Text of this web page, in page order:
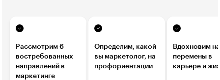
Рассмотрим 6
востребованных
направлений в
маркетинге
Определим, какой
вы маркетолог, на
профориентации
Вдохновим на
перемены в
карьере и